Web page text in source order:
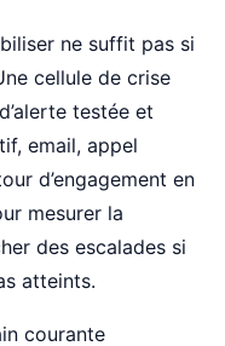
ne suffit pas si
cellule de crise
testée et
email, appel
d’engagement en
mesurer la
des escalades si
atteints.
courante